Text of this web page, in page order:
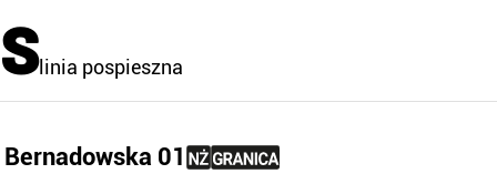
Slinia pospieszna
Bernadowska 01